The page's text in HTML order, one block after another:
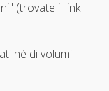
(trovate il link
né di volumi